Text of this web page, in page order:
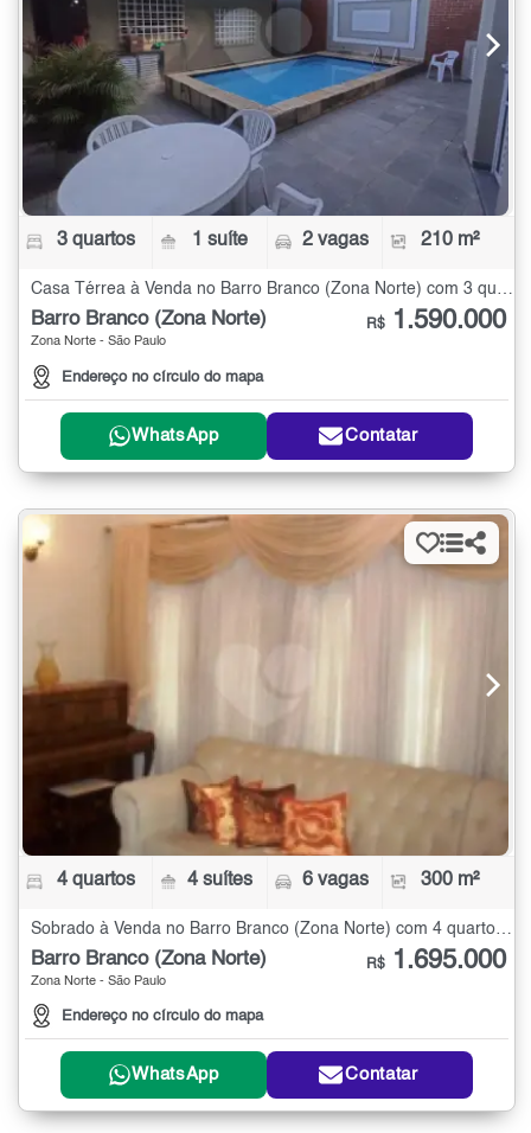
3 quartos 1 suíte 2 vagas 210 m²
Casa Térrea à Venda no Barro Branco (Zona Norte) com 3 quartos - 210 m²
Barro Branco (Zona Norte)
Zona Norte - São Paulo
Endereço no círculo do mapa
R$ 1.590.000
WhatsApp Contatar
4 quartos 4 suítes 6 vagas 300 m²
Barro Branco (Zona Norte)
Zona Norte - São Paulo
Endereço no círculo do mapa
R$ 1.695.000
WhatsApp Contatar